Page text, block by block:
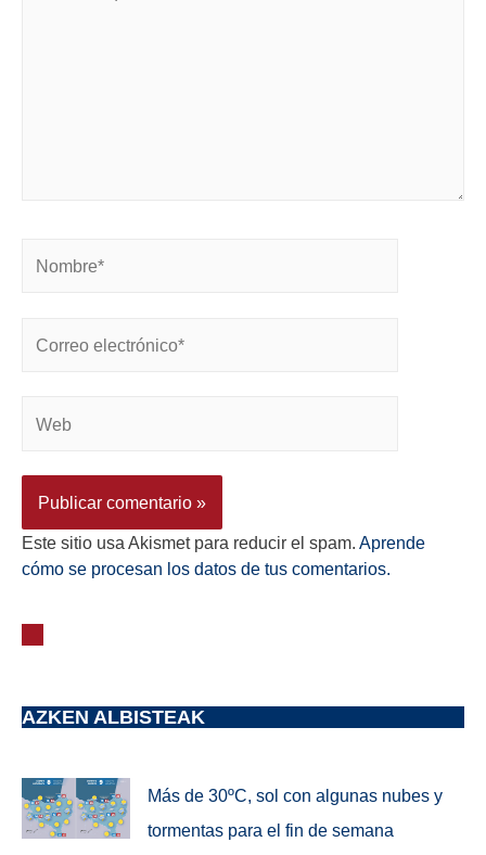
Este sitio usa Akismet para reducir el spam. Aprende
cómo se procesan los datos de tus comentarios.
AZKEN ALBISTEAK
Más de 30ºC, sol con algunas nubes y
tormentas para el fin de semana